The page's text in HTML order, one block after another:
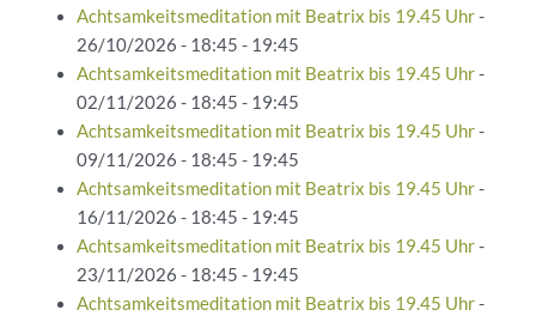
Achtsamkeitsmeditation mit Beatrix bis 19.45 Uhr-
26/10/2026 - 18:45 - 19:45
Achtsamkeitsmeditation mit Beatrix bis 19.45 Uhr-
02/11/2026 - 18:45 - 19:45
Achtsamkeitsmeditation mit Beatrix bis 19.45 Uhr-
09/11/2026 - 18:45 - 19:45
Achtsamkeitsmeditation mit Beatrix bis 19.45 Uhr-
16/11/2026 - 18:45 - 19:45
Achtsamkeitsmeditation mit Beatrix bis 19.45 Uhr-
23/11/2026 - 18:45 - 19:45
Achtsamkeitsmeditation mit Beatrix bis 19.45 Uhr-